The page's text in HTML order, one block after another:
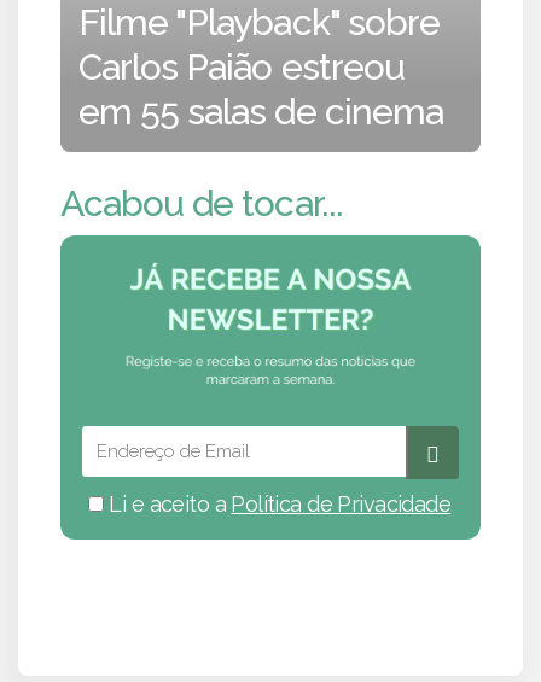
Filme "Playback" sobre
Carlos Paião estreou
em 55 salas de cinema
Acabou de tocar...
Li e aceito a Política de Privacidade